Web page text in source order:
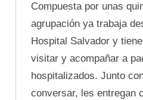
Compuesta por unas
agrupación ya trabaja
Hospital Salvador y
visitar y acompañar a
hospitalizados. Junto
conversar, les entregan